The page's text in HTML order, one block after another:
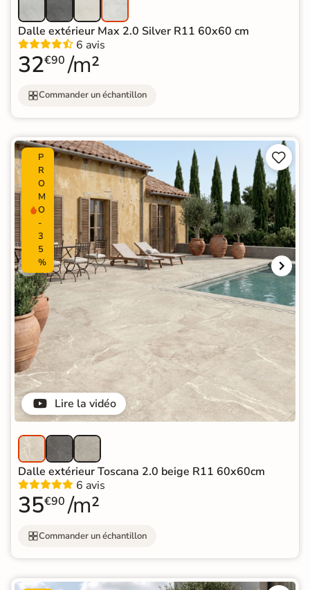
Dalle extérieur Max 2.0 Silver R11 60x60 cm
6 avis
32€90 /m²
Commander un échantillon
Lire la vidéo
P
R
O
M
O
-
3
5
%


Dalle extérieur Toscana 2.0 beige R11 60x60cm
6 avis
35€90 /m²
Commander un échantillon